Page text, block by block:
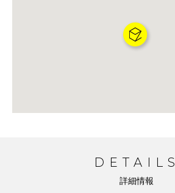
DETAILS
詳細情報